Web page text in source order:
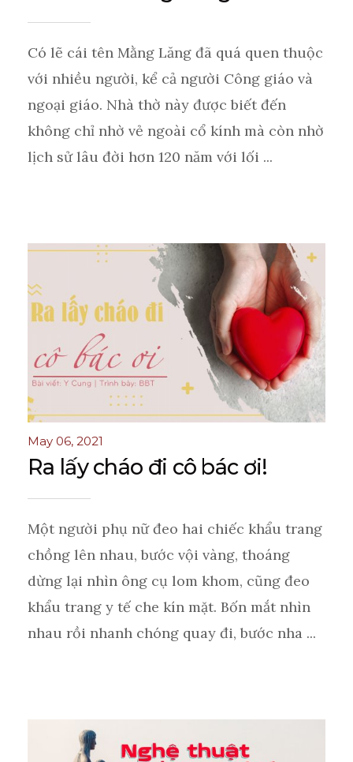
Có lẽ cái tên Mằng Lăng đã quá quen thuộc
với nhiều người, kể cả người Công giáo và
ngoại giáo. Nhà thờ này được biết đến
không chỉ nhờ vẻ ngoài cổ kính mà còn nhờ
lịch sử lâu đời hơn 120 năm với lối ...
May 06, 2021
Ra lấy cháo đi cô bác ơi!
Một người phụ nữ đeo hai chiếc khẩu trang
chồng lên nhau, bước vội vàng, thoáng
dừng lại nhìn ông cụ lom khom, cũng đeo
khẩu trang y tế che kín mặt. Bốn mắt nhìn
nhau rồi nhanh chóng quay đi, bước nha ...